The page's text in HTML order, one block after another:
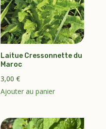
Laitue Cressonnette du
Maroc
3,00€
Ajouter au panier